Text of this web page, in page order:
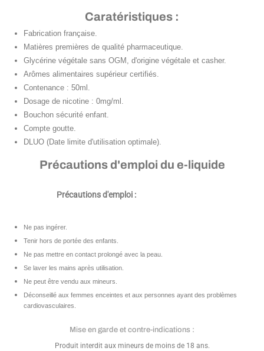
Caratéristiques :
Fabrication française.
Matières premières de qualité pharmaceutique.
Glycérine végétale sans OGM, d'origine végétale et casher.
Arômes alimentaires supérieur certifiés.
Contenance : 50ml.
Dosage de nicotine : 0mg/ml.
Bouchon sécurité enfant.
Compte goutte.
DLUO (Date limite d'utilisation optimale).
Précautions d'emploi du e-liquide
Précautions d'emploi :
Ne pas ingérer.
Tenir hors de portée des enfants.
Ne pas mettre en contact prolongé avec la peau.
Se laver les mains après utilisation.
Ne peut être vendu aux mineurs.
Déconseillé aux femmes enceintes et aux personnes ayant des problèmes
cardiovasculaires.
Mise en garde et contre-indications :
Produit interdit aux mineurs de moins de 18 ans.